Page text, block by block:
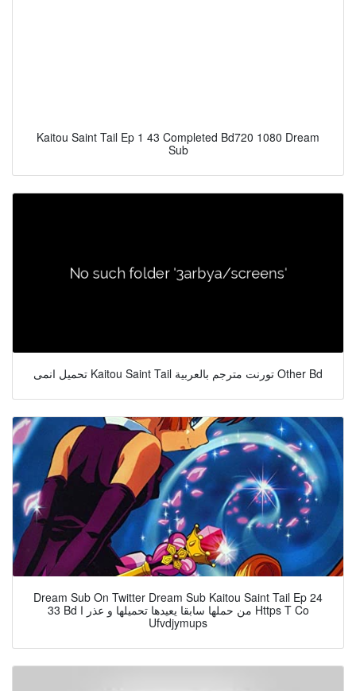
Kaitou Saint Tail Ep 1 43 Completed Bd720 1080 Dream
Sub
تحميل انمى Kaitou Saint Tail تورنت مترجم بالعربية Other Bd
Dream Sub On Twitter Dream Sub Kaitou Saint Tail Ep 24
33 Bd من حملها سابقا يعيدها تحميلها و عذر ا Https T Co
Ufvdjymups